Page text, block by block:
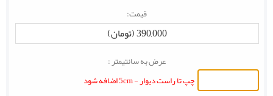
قیمت:
390,000 (تومان)
عرض به سانتیمتر :
چپ تا راست دیوار - 5cm اضافه شود